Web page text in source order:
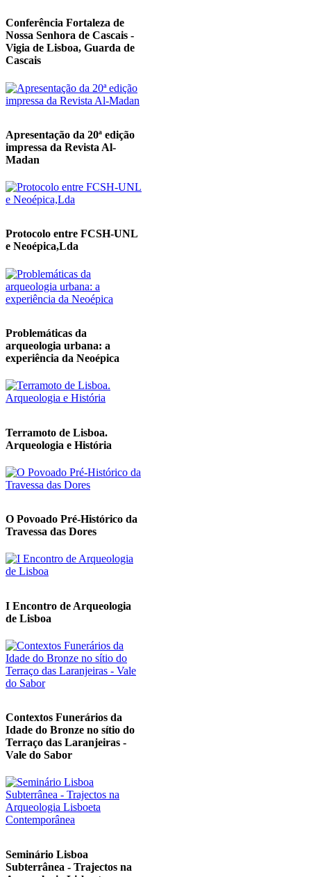
Conferência Fortaleza de
Nossa Senhora de Cascais -
Vigia de Lisboa, Guarda de
Cascais
Apresentação da 20ª edição
impressa da Revista Al-
Madan
Protocolo entre FCSH-UNL
e Neoépica,Lda
Problemáticas da
arqueologia urbana: a
experiência da Neoépica
Terramoto de Lisboa.
Arqueologia e História
O Povoado Pré-Histórico da
Travessa das Dores
I Encontro de Arqueologia
de Lisboa
Contextos Funerários da
Idade do Bronze no sítio do
Terraço das Laranjeiras -
Vale do Sabor
Seminário Lisboa
Subterrânea - Trajectos na